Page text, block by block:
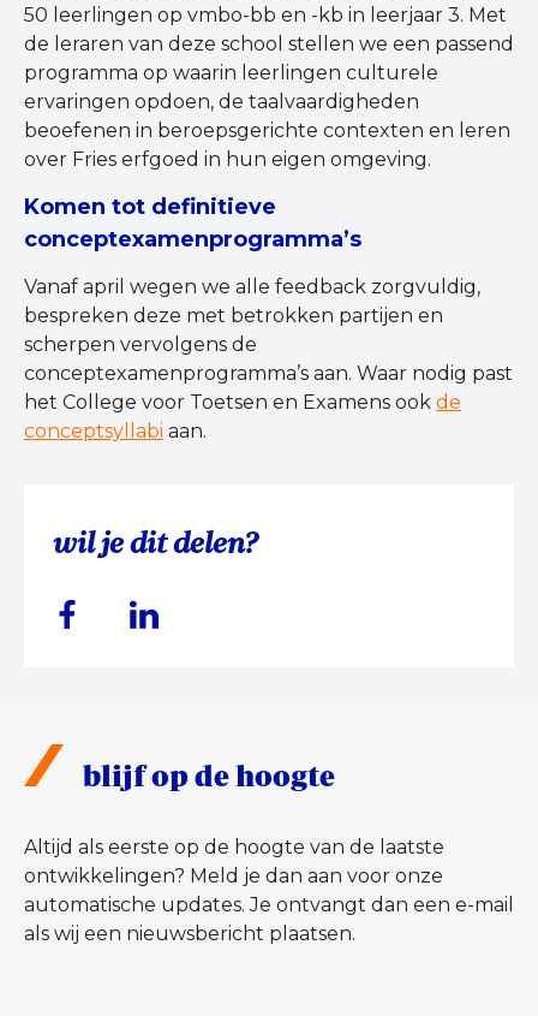
50 leerlingen op vmbo-bb en -kb in leerjaar 3. Met
de leraren van deze school stellen we een passend
programma op waarin leerlingen culturele
ervaringen opdoen, de taalvaardigheden
beoefenen in beroepsgerichte contexten en leren
over Fries erfgoed in hun eigen omgeving.
Komen tot definitieve
conceptexamenprogramma’s
Vanaf april wegen we alle feedback zorgvuldig,
bespreken deze met betrokken partijen en
scherpen vervolgens de
conceptexamenprogramma’s aan. Waar nodig past
het College voor Toetsen en Examens ook de
conceptsyllabi aan.
wil je dit delen?
blijf op de hoogte
Altijd als eerste op de hoogte van de laatste
ontwikkelingen? Meld je dan aan voor onze
automatische updates. Je ontvangt dan een e-mail
als wij een nieuwsbericht plaatsen.